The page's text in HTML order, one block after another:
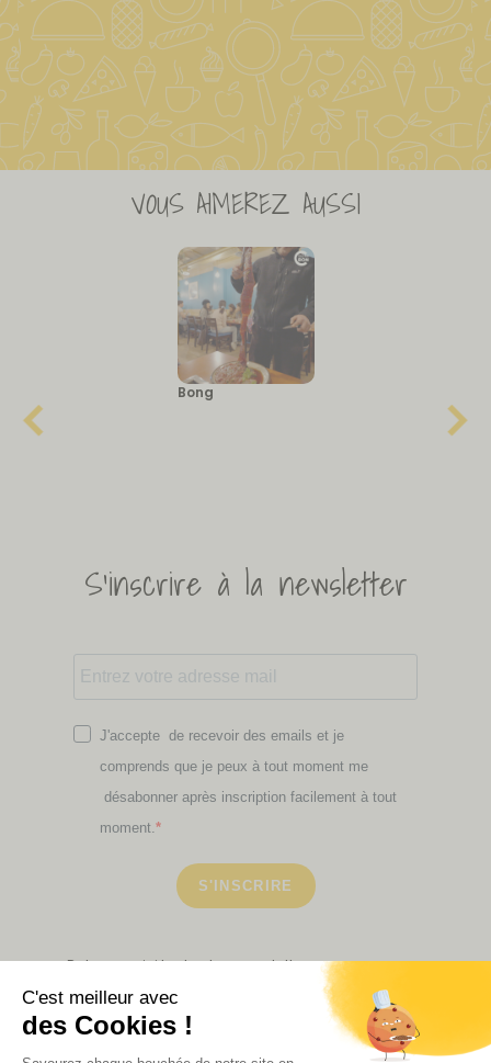
VOUS AIMEREZ AUSSI
Bong
S'inscrire à la newsletter
J'accepte de recevoir des emails et je
comprends que je peux à tout moment me
désabonner après inscription facilement à tout
moment.
S'INSCRIRE
Retrouvez ici toutes les newsletters que vous avez